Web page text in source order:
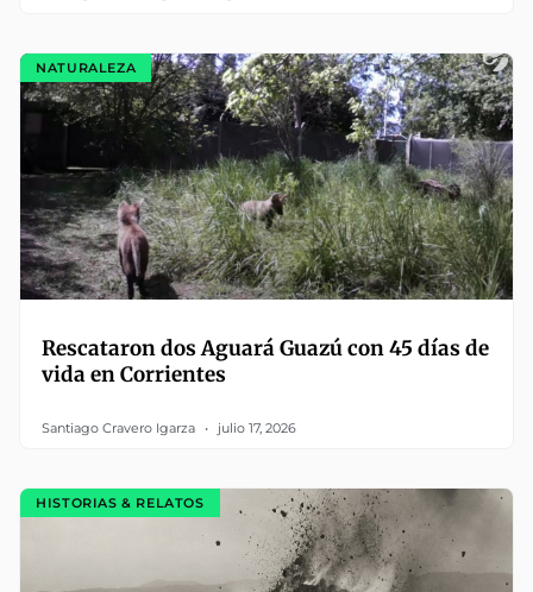
NATURALEZA
Rescataron dos Aguará Guazú con 45 días de
vida en Corrientes
Santiago Cravero Igarza julio 17, 2026
HISTORIAS & RELATOS